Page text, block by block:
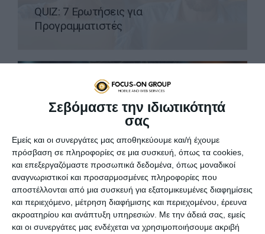
Σεβόμαστε την ιδιωτικότητά
σας
Εμείς και οι συνεργάτες μας αποθηκεύουμε και/ή έχουμε
πρόσβαση σε πληροφορίες σε μια συσκευή, όπως τα cookies,
και επεξεργαζόμαστε προσωπικά δεδομένα, όπως μοναδικοί
αναγνωριστικοί και προσαρμοσμένες πληροφορίες που
αποστέλλονται από μια συσκευή για εξατομικευμένες διαφημίσεις
και περιεχόμενο, μέτρηση διαφήμισης και περιεχομένου, έρευνα
ακροατηρίου και ανάπτυξη υπηρεσιών. Με την άδειά σας, εμείς
και οι συνεργάτες μας ενδέχεται να χρησιμοποιήσουμε ακριβή
QUIZ: 7 Ερωτήσεις για
Προγραμματιστές
4 Απριλίου 2025
Τεχνική Υποστήριξη WordPress: Είσαι
δυσαρεστημένος ;